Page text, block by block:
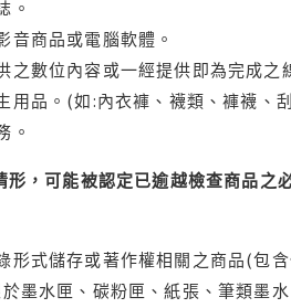
。
音商品或電腦軟體。
之數位內容或一經提供即為完成
用品。(如:內衣褲、襪類、褲襪、
。
形，可能被認定已逾越檢查商品
形式儲存或著作權相關之商品(包
墨水匣、碳粉匣、紙張、筆類墨